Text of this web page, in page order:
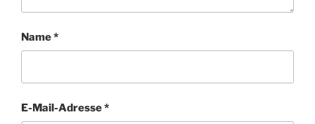
Name*
E-Mail-Adresse*